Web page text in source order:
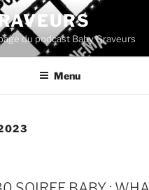
du podcast Baby Graveurs
Menu